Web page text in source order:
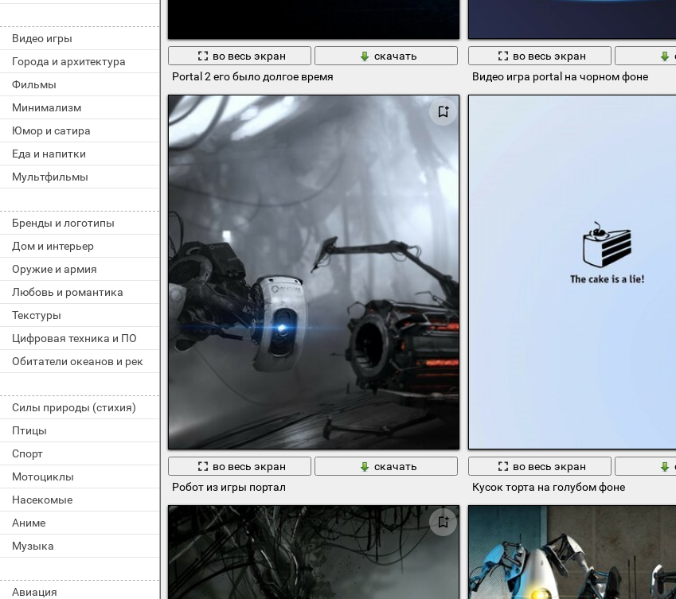
Видео игры
Города и архитектура
Фильмы
Минимализм
Юмор и сатира
Еда и напитки
Мультфильмы
Бренды и логотипы
Дом и интерьер
Оружие и армия
Любовь и романтика
Текстуры
Цифровая техника и ПО
Обитатели океанов и рек
Силы природы (стихия)
Птицы
Спорт
Мотоциклы
Насекомые
Аниме
Музыка
Авиация
во весь экран
скачать
Portal 2 его было долгое время
во весь экран
Видео игра portal на чорном фоне
во весь экран
скачать
Робот из игры портал
во весь экран
Кусок торта на голубом фоне